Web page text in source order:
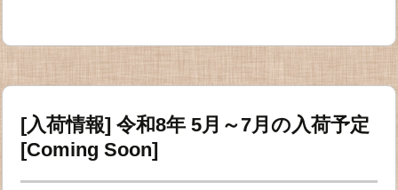
[入荷情報] 令和8年 5月～7月の入荷予定
[Coming Soon]